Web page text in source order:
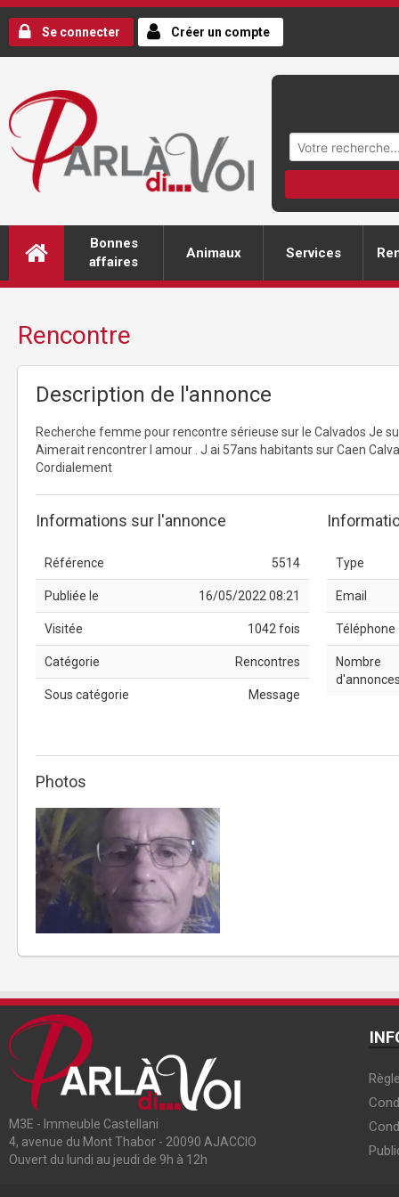
Se connecter Créer un compte
Bonnes
affaires
Animaux Services
Rencontre
Description de l'annonce
Recherche femme pour rencontre sérieuse sur le Calvados Je
Aimerait rencontrer l amour . J ai 57ans habitants sur Caen
Cordialement
Informations sur l'annonce
Référence 5514
Publiée le 16/05/2022 08:21
Visitée 1042 fois
Catégorie Rencontres
Sous catégorie Message
Type
Email
Téléphone
Nombre
Photos
M3E - Immeuble Castellani
4, avenue du Mont Thabor - 20090 AJACCIO
Ouvert du lundi au jeudi de 9h à 12h